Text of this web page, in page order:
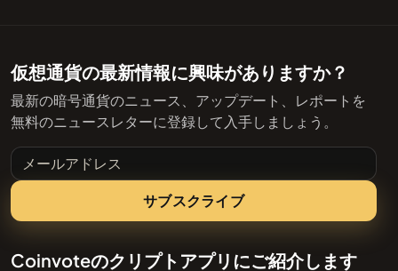
仮想通貨の最新情報に興味がありますか？
最新の暗号通貨のニュース、アップデート、レポートを
無料のニュースレターに登録して入手しましょう。
メールアドレス
サブスクライブ
Coinvoteのクリプトアプリにご紹介します